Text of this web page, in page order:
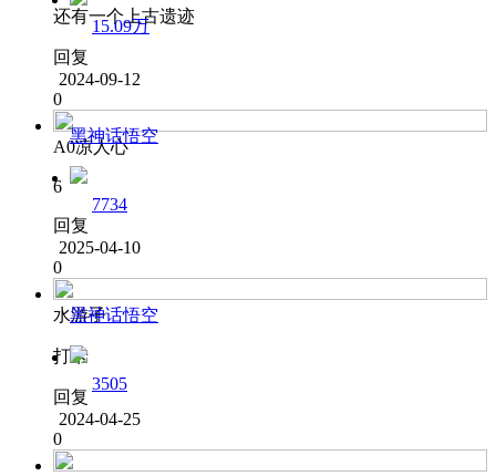
还有一个上古遗迹
回复
2024-09-12
0
A0凉人心
6
回复
2025-04-10
0
水游子
打卡
回复
2024-04-25
0
15.09万
黑神话悟空
7734
黑神话悟空
3505